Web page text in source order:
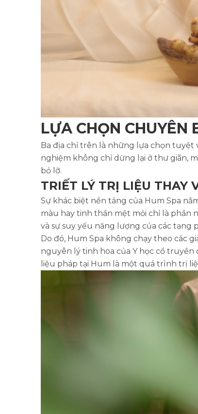
LỰA CHỌN CHUYÊN
Ba địa chỉ trên là những lựa chọn tuyệt
nghiệm không chỉ dừng lại ở thư giãn,
bỏ lỡ.
TRIẾT LÝ TRỊ LIỆU THAY
Sự khác biệt nền tảng của Hum Spa
màu hay tinh thần mệt mỏi chỉ là phần
và sự suy yếu năng lượng của các tạng
Do đó, Hum Spa không chạy theo các
nguyên lý tinh hoa của Y học cổ truyền
liệu pháp tại Hum là một quá trình trị